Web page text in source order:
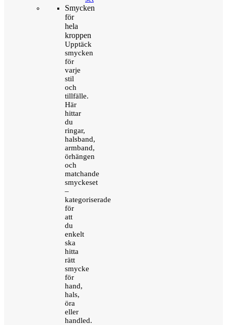
Smycken
för
hela
kroppen
Upptäck
smycken
för
varje
stil
och
tillfälle.
Här
hittar
du
ringar,
halsband,
armband,
örhängen
och
matchande
smyckeset
–
kategoriserade
för
att
du
enkelt
ska
hitta
rätt
smycke
för
hand,
hals,
öra
eller
handled.